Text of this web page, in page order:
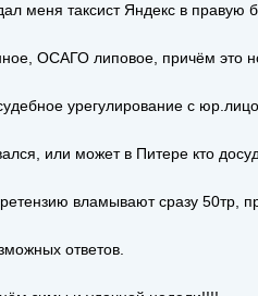
меня таксист Яндекс в правую
ОСАГО липовое, причём это
урегулирование с
или может в Питере кто
вламывают сразу 50тр,
ответов.